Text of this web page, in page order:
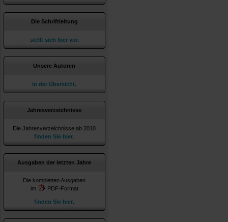
Die Schriftleitung
stellt sich hier vor.
Unsere Autoren
in der Übersicht.
Jahresverzeichnisse
Die Jahresverzeichnisse ab 2010
finden Sie hier
Ausgaben der letzten Jahre
Die kompletten Ausgaben
im
PDF-Format
finden Sie hier